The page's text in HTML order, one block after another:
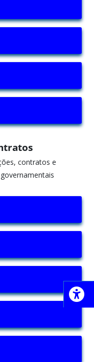
contratos e